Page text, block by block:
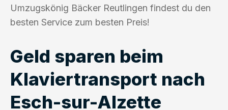
Umzugskönig Bäcker Reutlingen findest du den
besten Service zum besten Preis!
Geld sparen beim
Klaviertransport nach
Esch-sur-Alzette